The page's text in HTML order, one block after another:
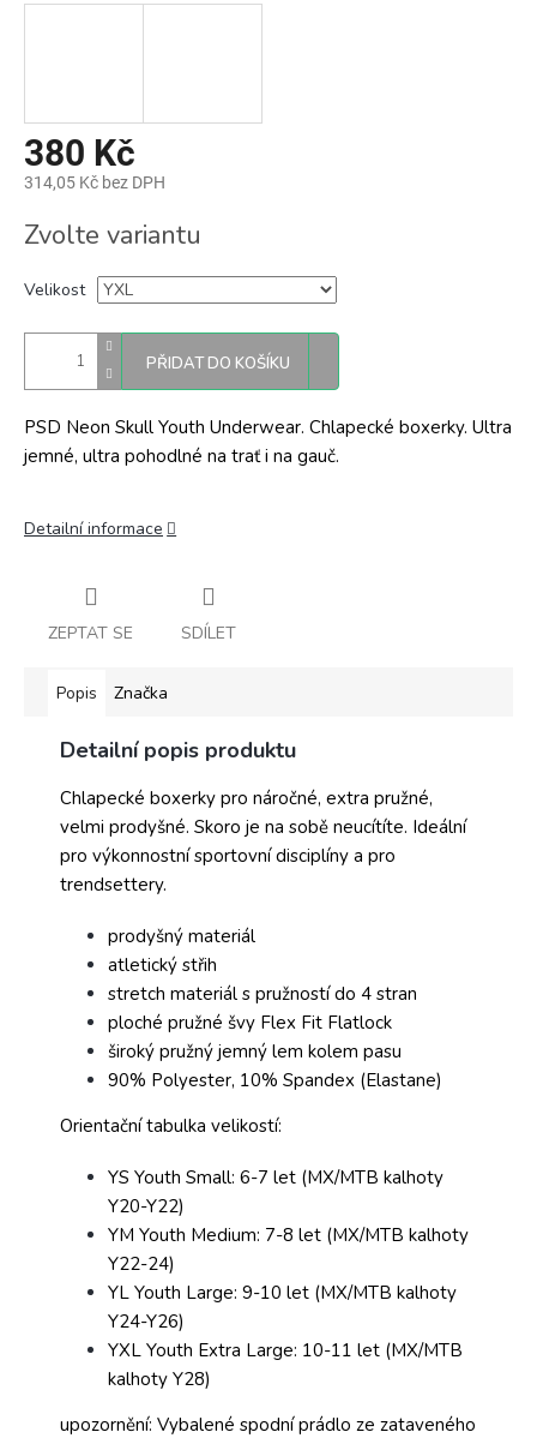
380 Kč
314,05 Kč bez DPH
cena:
Zvolte variantu
Velikost
PŘIDAT DO KOŠÍKU
PSD Neon Skull Youth Underwear. Chlapecké boxerky. Ultra
jemné, ultra pohodlné na trať i na gauč.
Detailní informace
ZEPTAT SE SDÍLET
Popis Značka
Detailní popis produktu
Chlapecké boxerky pro náročné, extra pružné,
velmi prodyšné. Skoro je na sobě neucítíte. Ideální
pro výkonnostní sportovní disciplíny a pro
trendsettery.
prodyšný materiál
atletický střih
stretch materiál s pružností do 4 stran
ploché pružné švy Flex Fit Flatlock
široký pružný jemný lem kolem pasu
90% Polyester, 10% Spandex (Elastane)
Orientační tabulka velikostí:
YS Youth Small: 6-7 let (MX/MTB kalhoty
Y20-Y22)
YM Youth Medium: 7-8 let (MX/MTB kalhoty
Y22-24)
YL Youth Large: 9-10 let (MX/MTB kalhoty
Y24-Y26)
YXL Youth Extra Large: 10-11 let (MX/MTB
kalhoty Y28)
upozornění: Vybalené spodní prádlo ze zataveného